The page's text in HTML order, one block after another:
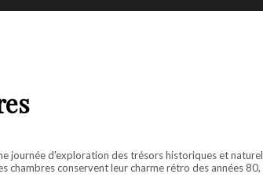
journée d'exploration des trésors historiques et
chambres conservent leur charme rétro des années